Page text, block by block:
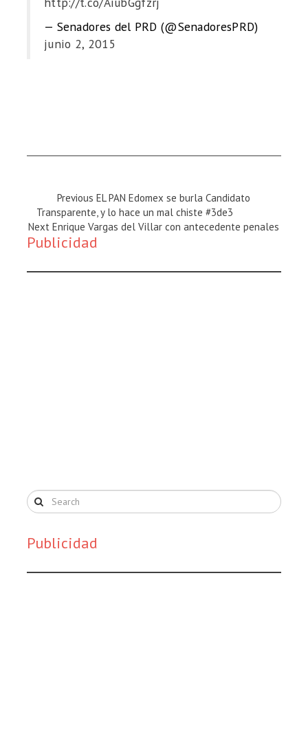
— Senadores del PRD (@SenadoresPRD)
junio 2, 2015
Previous
Magazine
:
Previous EL PAN Edomex se burla Candidato
Transparente, y lo hace un mal chiste #3de3
Next
Magazine
Next Enrique Vargas del Villar con antecedente penales
Publicidad
Publicidad